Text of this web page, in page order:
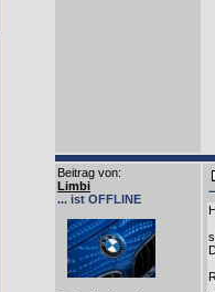
Beitrag von:
Limbi
... ist OFFLINE